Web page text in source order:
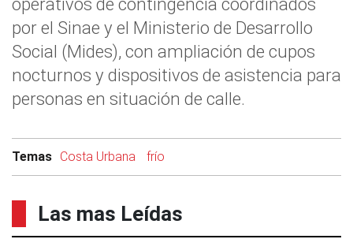
por el Sinae y el Ministerio de Desarrollo
Social (Mides), con ampliación de cupos
nocturnos y dispositivos de asistencia para
personas en situación de calle.
Temas Costa Urbana frío
Las mas Leídas